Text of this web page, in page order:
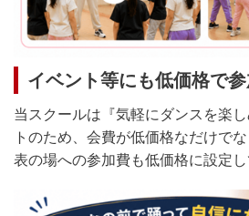
イベント等にも低価格で
当スクールは『気軽にダンスを楽
トのため、会費が低価格なだけで
表の場への参加費も低価格に設定し